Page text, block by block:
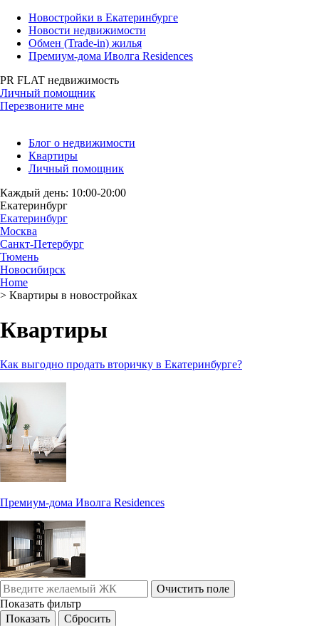
Новостройки в Екатеринбурге
Новости недвижимости
Обмен (Trade-in) жилья
Премиум-дома Иволга Residences
PR FLAT недвижимость
Личный помощник
Перезвоните мне
Блог о недвижимости
Квартиры
Личный помощник
Каждый день: 10:00-20:00
Екатеринбург
Екатеринбург
Москва
Санкт-Петербург
Тюмень
Новосибирск
Home
> Квартиры в новостройках
Квартиры
Как выгодно продать вторичку в Екатеринбурге?
Премиум-дома Иволга Residences
Очистить поле
Показать фильтр